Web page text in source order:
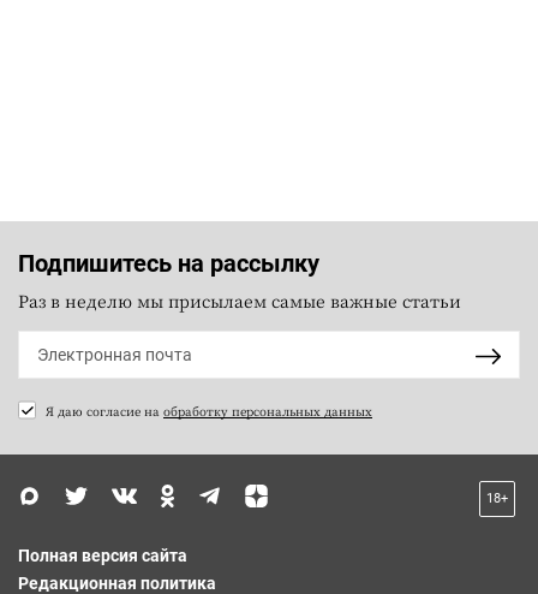
Подпишитесь на рассылку
Раз в неделю мы присылаем самые важные статьи
Я даю согласие на обработку персональных данных
18+
Полная версия сайта
Редакционная политика